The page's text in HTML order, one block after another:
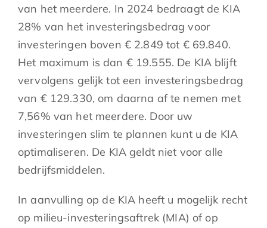
van het meerdere. In 2024 bedraagt de KIA
28% van het investeringsbedrag voor
investeringen boven € 2.849 tot € 69.840.
Het maximum is dan € 19.555. De KIA blijft
vervolgens gelijk tot een investeringsbedrag
van € 129.330, om daarna af te nemen met
7,56% van het meerdere. Door uw
investeringen slim te plannen kunt u de KIA
optimaliseren. De KIA geldt niet voor alle
bedrijfsmiddelen.
In aanvulling op de KIA heeft u mogelijk recht
op milieu-investeringsaftrek (MIA) of op